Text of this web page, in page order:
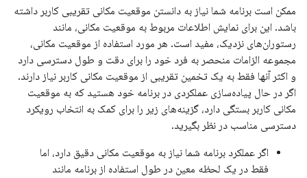
ممکن است برنامه شما نیاز به دانستن موقعیت مکانی تقریبی کاربر داشته
باشد. این برای نمایش اطلاعات مربوط به موقعیت مکانی، مانند
رستوران‌های نزدیک، مفید است. هر مورد استفاده از موقعیت مکانی،
مجموعه الزامات منحصر به فرد خود را برای دقت و طول دسترسی دارد
و اکثر آنها فقط به یک تخمین تقریبی از موقعیت مکانی کاربر نیاز دارند.
اگر در حال پیاده‌سازی عملکردی در برنامه خود هستید که به موقعیت
مکانی کاربر بستگی دارد، گزینه‌های زیر را برای کمک به انتخاب رویکرد
دسترسی مناسب در نظر بگیرید.
اگر عملکرد برنامه شما نیاز به موقعیت مکانی دقیق دارد، اما
فقط در یک لحظه معین در طول استفاده از برنامه مانند